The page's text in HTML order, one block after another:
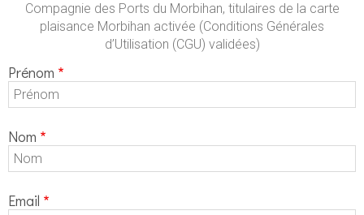
Compagnie des Ports du Morbihan, titulaires de la carte
plaisance Morbihan activée (Conditions Générales
d’Utilisation (CGU) validées)
Prénom
Nom
Email